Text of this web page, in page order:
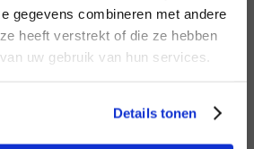
gegevens combineren met andere
heeft verstrekt of die ze hebben
uw gebruik van hun services.
Details tonen
LOGIN
AN ACCOUNT
YET?
the other options.